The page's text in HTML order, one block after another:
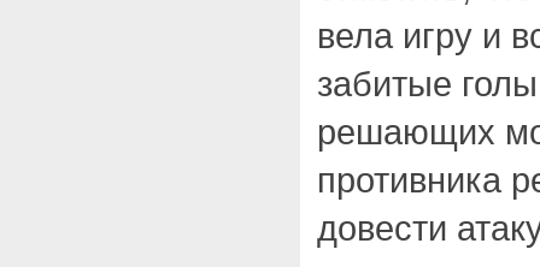
вела игру и
забитые
решающих
противника
довести